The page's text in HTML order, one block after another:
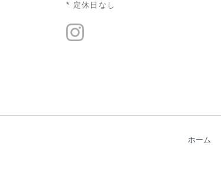
* 定休日なし
ホーム